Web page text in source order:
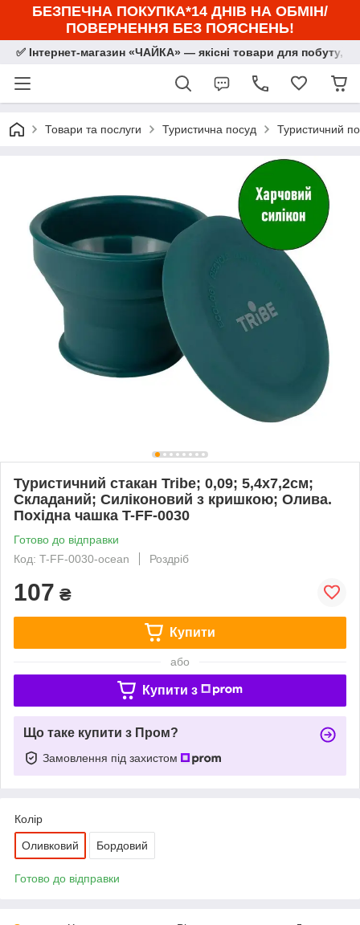
БЕЗПЕЧНА ПОКУПКА*14 ДНІВ НА ОБМІН/
ПОВЕРНЕННЯ БЕЗ ПОЯСНЕНЬ!
✅ Інтернет-магазин «ЧАЙКА» — якісні товари для побуту,
Товари та послуги Туристична посуд Туристичний
Туристичний стакан Tribe; 0,09; 5,4х7,2см;
Складаний; Силіконовий з кришкою; Олива.
Похідна чашка T-FF-0030
Готово до відправки
Код: T-FF-0030-ocean
Роздріб
107 ₴
Купити
або
Купити з
Що таке купити з Пром?
Замовлення під захистом
Колір
Оливковий Бордовий
Готово до відправки